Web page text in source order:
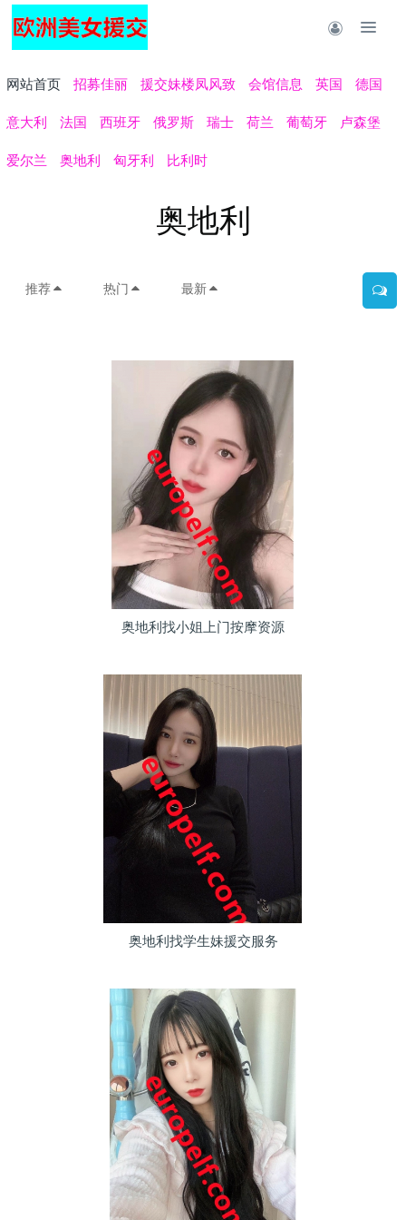
网站首页 招募佳丽 援交妹楼凤风致 会馆信息 英国 德国
意大利 法国 西班牙 俄罗斯 瑞士 荷兰 葡萄牙 卢森堡
爱尔兰 奥地利 匈牙利 比利时
奥地利
推荐 热门 最新
奥地利找小姐上门按摩资源
奥地利找学生妹援交服务